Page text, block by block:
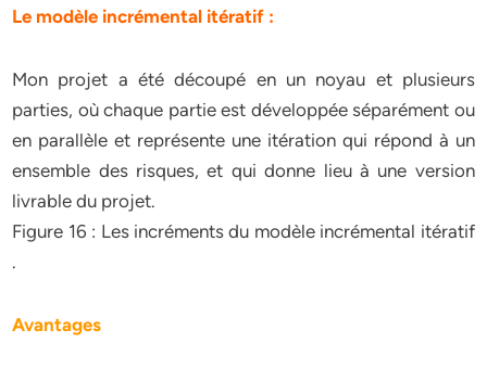
Le modèle incrémental itératif :
Mon projet a été découpé en un noyau et plusieurs
parties, où chaque partie est développée séparément ou
en parallèle et représente une itération qui répond à un
ensemble des risques, et qui donne lieu à une version
livrable du projet.
Figure 16 : Les incréments du modèle incrémental itératif
.
Avantages